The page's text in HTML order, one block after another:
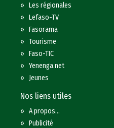
»Les régionales
»Lefaso-TV
»Fasorama
»Tourisme
»Faso-TIC
»Yenenga.net
» Jeunes
Nos liens utiles
»A propos...
»Publicité